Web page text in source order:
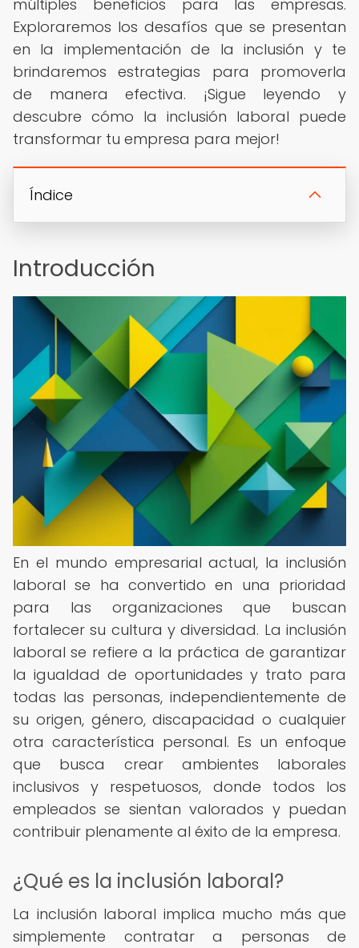
múltiples beneficios para las empresas.
Exploraremos los desafíos que se presentan
en la implementación de la inclusión y te
brindaremos estrategias para promoverla
de manera efectiva. ¡Sigue leyendo y
descubre cómo la inclusión laboral puede
transformar tu empresa para mejor!
Índice
Introducción
En el mundo empresarial actual, la inclusión
laboral se ha convertido en una prioridad
para las organizaciones que buscan
fortalecer su cultura y diversidad. La inclusión
laboral se refiere a la práctica de garantizar
la igualdad de oportunidades y trato para
todas las personas, independientemente de
su origen, género, discapacidad o cualquier
otra característica personal. Es un enfoque
que busca crear ambientes laborales
inclusivos y respetuosos, donde todos los
empleados se sientan valorados y puedan
contribuir plenamente al éxito de la empresa.
¿Qué es la inclusión laboral?
La inclusión laboral implica mucho más que
simplemente contratar a personas de